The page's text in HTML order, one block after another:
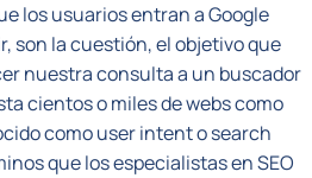
los usuarios entran a Google
son la cuestión, el objetivo que
nuestra consulta a un buscador
cientos o miles de webs como
como user intent o search
que los especialistas en SEO